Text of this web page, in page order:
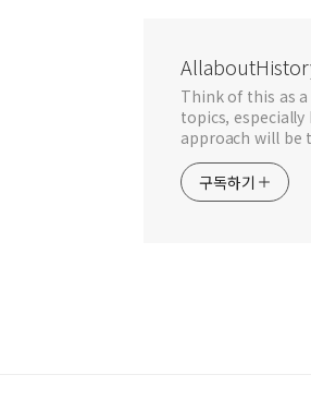
Think of this as
topics,
approach will be
구독하기